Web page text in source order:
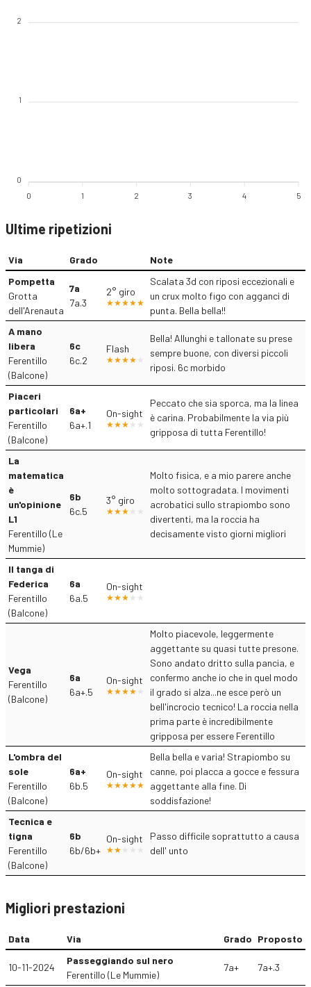
2
1
0
0 1 2 3 4 5
Ultime ripetizioni
Via Grado
Note
Pompetta
Grotta
dell'Arenauta
7a
7a.3
2° giro
Scalata 3d con riposi eccezionali e
un crux molto figo con agganci di
punta. Bella bella!!
A mano
libera
Ferentillo
(Balcone)
6c
6c.2
Flash
Bella! Allunghi e tallonate su prese
sempre buone, con diversi piccoli
riposi. 6c morbido
Piaceri
particolari
Ferentillo
(Balcone)
6a+
6a+.1
On-sight
Peccato che sia sporca, ma la linea
è carina. Probabilmente la via più
gripposa di tutta Ferentillo!
La
matematica
è
un'opinione
L1
Ferentillo (Le
Mummie)
6b
6c.5
3° giro
Molto fisica, e a mio parere anche
molto sottogradata. I movimenti
acrobatici sullo strapiombo sono
divertenti, ma la roccia ha
decisamente visto giorni migliori
Il tanga di
Federica
Ferentillo
(Balcone)
6a
6a.5
On-sight
Vega
Ferentillo
(Balcone)
6a
6a+.5
On-sight
Molto piacevole, leggermente
aggettante su quasi tutte presone.
Sono andato dritto sulla pancia, e
confermo anche io che in quel modo
il grado si alza...ne esce però un
bell'incrocio tecnico! La roccia nella
prima parte è incredibilmente
gripposa per essere Ferentillo
L'ombra del
sole
Ferentillo
(Balcone)
6a+
6b.5
On-sight
Bella bella e varia! Strapiombo su
canne, poi placca a gocce e fessura
aggettante alla fine. Di
soddisfazione!
Tecnica e
tigna
Ferentillo
(Balcone)
6b
6b/6b+
On-sight
Passo difficile soprattutto a causa
dell' unto
Migliori prestazioni
Data Via Grado Proposto
10-11-2024
Passeggiando sul nero
Ferentillo (Le Mummie)
7a+ 7a+.3